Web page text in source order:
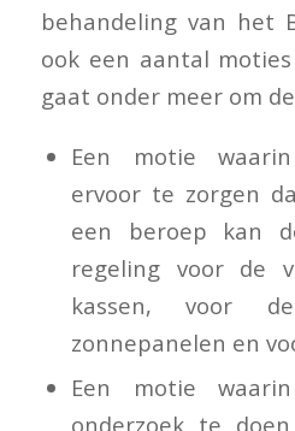
behandeling van het
ook een aantal
gaat onder meer om
Een motie
ervoor te zorgen
een beroep kan
regeling voor de
kassen, voor
zonnepanelen en
Een motie
onderzoek te